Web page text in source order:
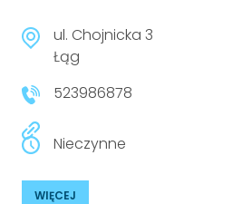
ul. Chojnicka 3
Łąg
523986878
Nieczynne
WIĘCEJ